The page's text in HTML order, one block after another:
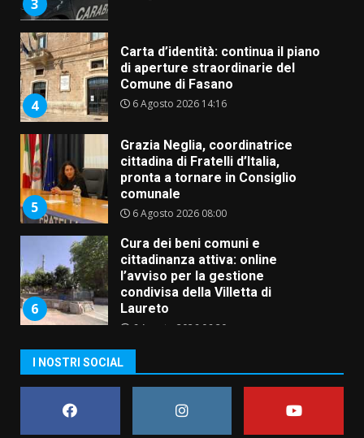
3
4
Carta d’identità: continua il piano
di aperture straordinarie del
Comune di Fasano
6 Agosto 2026 14:16
5
Grazia Neglia, coordinatrice
cittadina di Fratelli d’Italia,
pronta a tornare in Consiglio
comunale
6 Agosto 2026 08:00
6
Cura dei beni comuni e
cittadinanza attiva: online
l’avviso per la gestione
condivisa della Villetta di
Laureto
6 Agosto 2026 06:20
assoluta de “L’Albergo
Belvedere. Il rapimento”
6 Agosto 2026 06:15
I NOSTRI SOCIAL